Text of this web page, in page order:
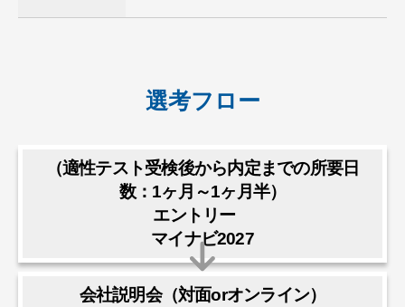
選考フロー
（適性テスト受検後から内定までの所要日
数：1ヶ月～1ヶ月半）
エントリー
マイナビ2027
会社説明会（対面orオンライン）